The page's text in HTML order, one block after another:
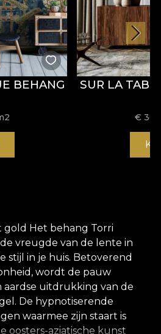
BEHANG SUR LA
€
gold Het behang Torri
vreugde van de lente in
stijl in je huis. Betoverend
wordt de pauw
aardse uitdrukking van de
De hypnotiserende
waarmee zijn staart is
oosters-aziatische kunst